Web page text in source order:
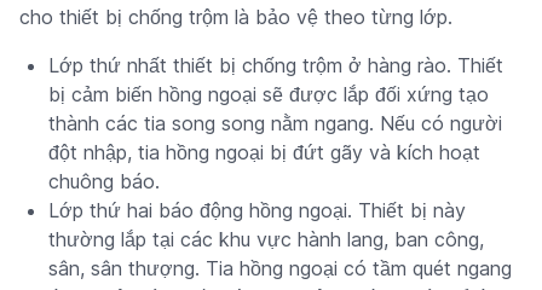
cho thiết bị chống trộm là bảo vệ theo từng lớp.
Lớp thứ nhất thiết bị chống trộm ở hàng rào. Thiết
bị cảm biến hồng ngoại sẽ được lắp đối xứng tạo
thành các tia song song nằm ngang. Nếu có người
đột nhập, tia hồng ngoại bị đứt gãy và kích hoạt
chuông báo.
Lớp thứ hai báo động hồng ngoại. Thiết bị này
thường lắp tại các khu vực hành lang, ban công,
sân, sân thượng. Tia hồng ngoại có tầm quét ngang